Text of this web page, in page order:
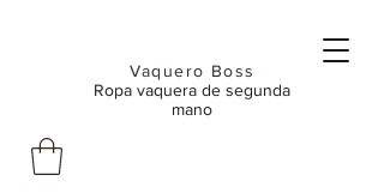
Vaquero Boss
Ropa vaquera de segunda
mano